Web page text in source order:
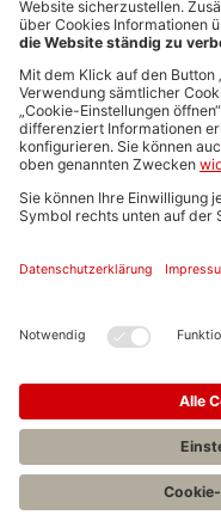
Entwickelt durch